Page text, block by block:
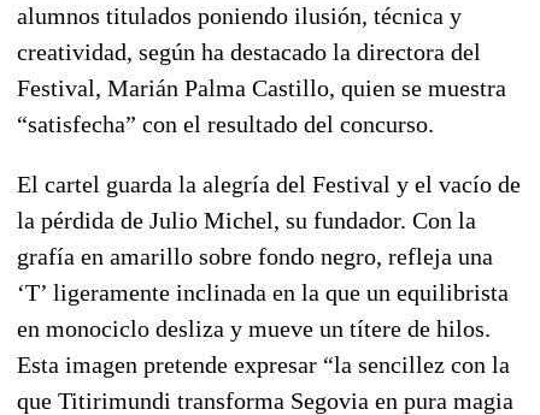
alumnos titulados poniendo ilusión, técnica y
creatividad, según ha destacado la directora del
Festival, Marián Palma Castillo, quien se muestra
“satisfecha” con el resultado del concurso.
El cartel guarda la alegría del Festival y el vacío de
la pérdida de Julio Michel, su fundador. Con la
grafía en amarillo sobre fondo negro, refleja una
‘T’ ligeramente inclinada en la que un equilibrista
en monociclo desliza y mueve un títere de hilos.
Esta imagen pretende expresar “la sencillez con la
que Titirimundi transforma Segovia en pura magia